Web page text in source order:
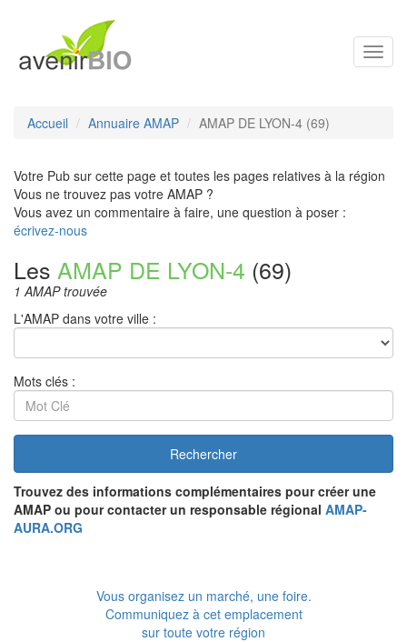
Accueil Annuaire AMAP AMAP DE LYON-4 (69)
Votre Pub sur cette page et toutes les pages relatives à la région
Vous ne trouvez pas votre AMAP ?
Vous avez un commentaire à faire, une question à poser :
écrivez-nous
Les AMAP DE LYON-4 (69)
1 AMAP trouvée
L'AMAP dans votre ville :
Mots clés :
Rechercher
Trouvez des informations complémentaires pour créer une
AMAP ou pour contacter un responsable régional AMAP-
AURA.ORG
Vous organisez un marché, une foire.
Communiquez à cet emplacement
sur toute votre région